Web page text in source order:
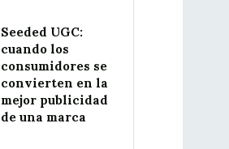
Seeded UGC:
cuando los
consumidores se
convierten en la
mejor publicidad
de una marca